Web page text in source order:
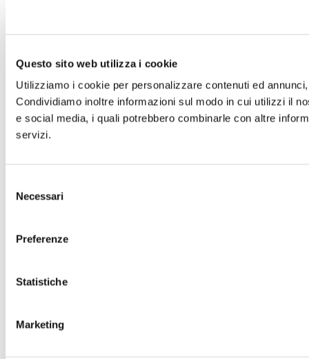
Questo sito web utilizza i cookie
Utilizziamo i cookie per personalizzare contenuti ed
Condividiamo inoltre informazioni sul modo in cui utilizzi il
e social media, i quali potrebbero combinarle con altre
servizi.
delNecessari
Preferenze
Statistiche
Marketing